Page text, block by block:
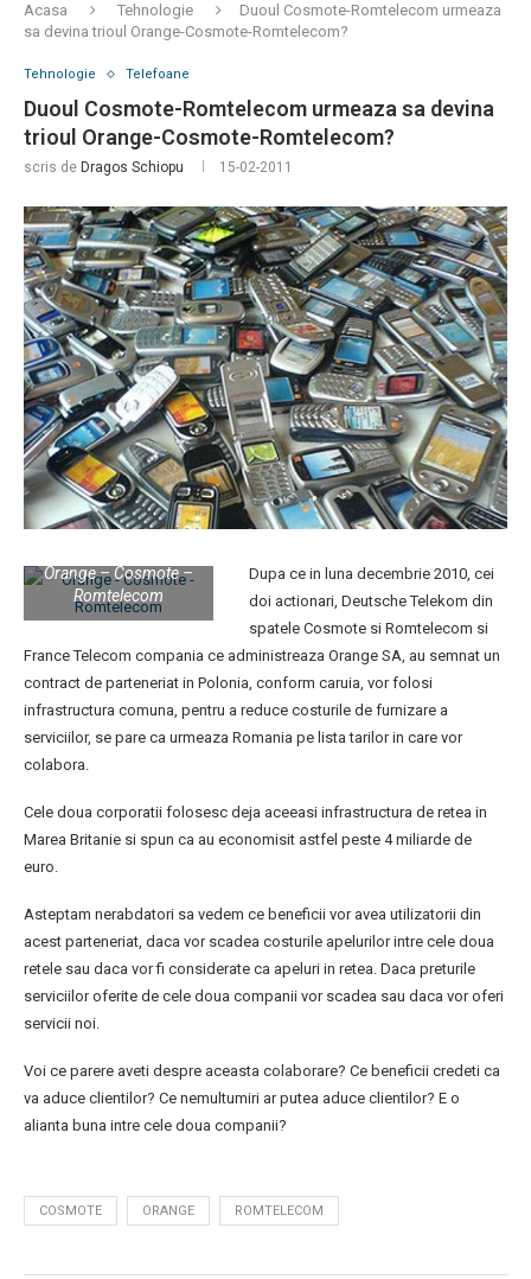
Acasa Tehnologie
Duoul Cosmote-Romtelecom urmeaza
sa devina trioul Orange-Cosmote-Romtelecom?
Tehnologie Telefoane
Duoul Cosmote-Romtelecom urmeaza sa devina
trioul Orange-Cosmote-Romtelecom?
scris de Dragos Schiopu 15-02-2011
Orange – Cosmote –
Romtelecom
Dupa ce in luna decembrie 2010, cei
doi actionari, Deutsche Telekom din
spatele Cosmote si Romtelecom si
France Telecom compania ce administreaza Orange SA, au semnat un
contract de parteneriat in Polonia, conform caruia, vor folosi
infrastructura comuna, pentru a reduce costurile de furnizare a
serviciilor, se pare ca urmeaza Romania pe lista tarilor in care vor
colabora.
Cele doua corporatii folosesc deja aceeasi infrastructura de retea in
Marea Britanie si spun ca au economisit astfel peste 4 miliarde de
euro.
Asteptam nerabdatori sa vedem ce beneficii vor avea utilizatorii din
acest parteneriat, daca vor scadea costurile apelurilor intre cele doua
retele sau daca vor fi considerate ca apeluri in retea. Daca preturile
serviciilor oferite de cele doua companii vor scadea sau daca vor oferi
servicii noi.
Voi ce parere aveti despre aceasta colaborare? Ce beneficii credeti ca
va aduce clientilor? Ce nemultumiri ar putea aduce clientilor? E o
alianta buna intre cele doua companii?
COSMOTE ORANGE ROMTELECOM